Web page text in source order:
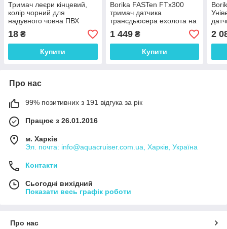
Тримач леєри кінцевий,
колір чорний для
надувного човна ПВХ
18 ₴
Купити
Borika FASTen FTx300
тримач датчика
трансдьюсера ехолота на
ліктрос belly boat та човна
ПВХ
1 449₴
Купити
2
Про нас
99% позитивних з 191 відгука за рік
Працює з 26.01.2016
м. Харків
Эл. почта: info@aquacruiser.com.ua, Харків, Україна
Контакти
Сьогодні вихідний
Показати весь графік роботи
Про нас